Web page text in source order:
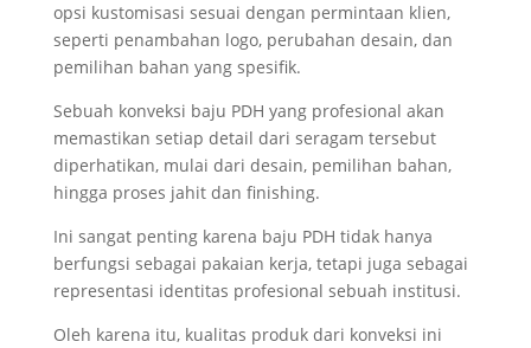
opsi kustomisasi sesuai dengan permintaan klien,
seperti penambahan logo, perubahan desain, dan
pemilihan bahan yang spesifik.
Sebuah konveksi baju PDH yang profesional akan
memastikan setiap detail dari seragam tersebut
diperhatikan, mulai dari desain, pemilihan bahan,
hingga proses jahit dan finishing.
Ini sangat penting karena baju PDH tidak hanya
berfungsi sebagai pakaian kerja, tetapi juga sebagai
representasi identitas profesional sebuah institusi.
Oleh karena itu, kualitas produk dari konveksi ini